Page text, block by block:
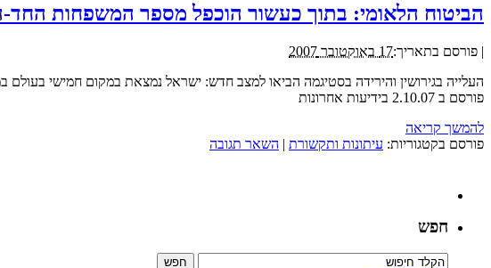
הביטוח הלאומי: בתוך כעשור הוכפל מספר המשפחות החד-
| פורסם בתאריך:17 באוקטובר 2007
פורסם ב 2.10.07 בידיעות אחרונות
להמשך קריאה
פורסם בקטגוריות: עיתונות ותקשורת | השאר תגובה
חפש